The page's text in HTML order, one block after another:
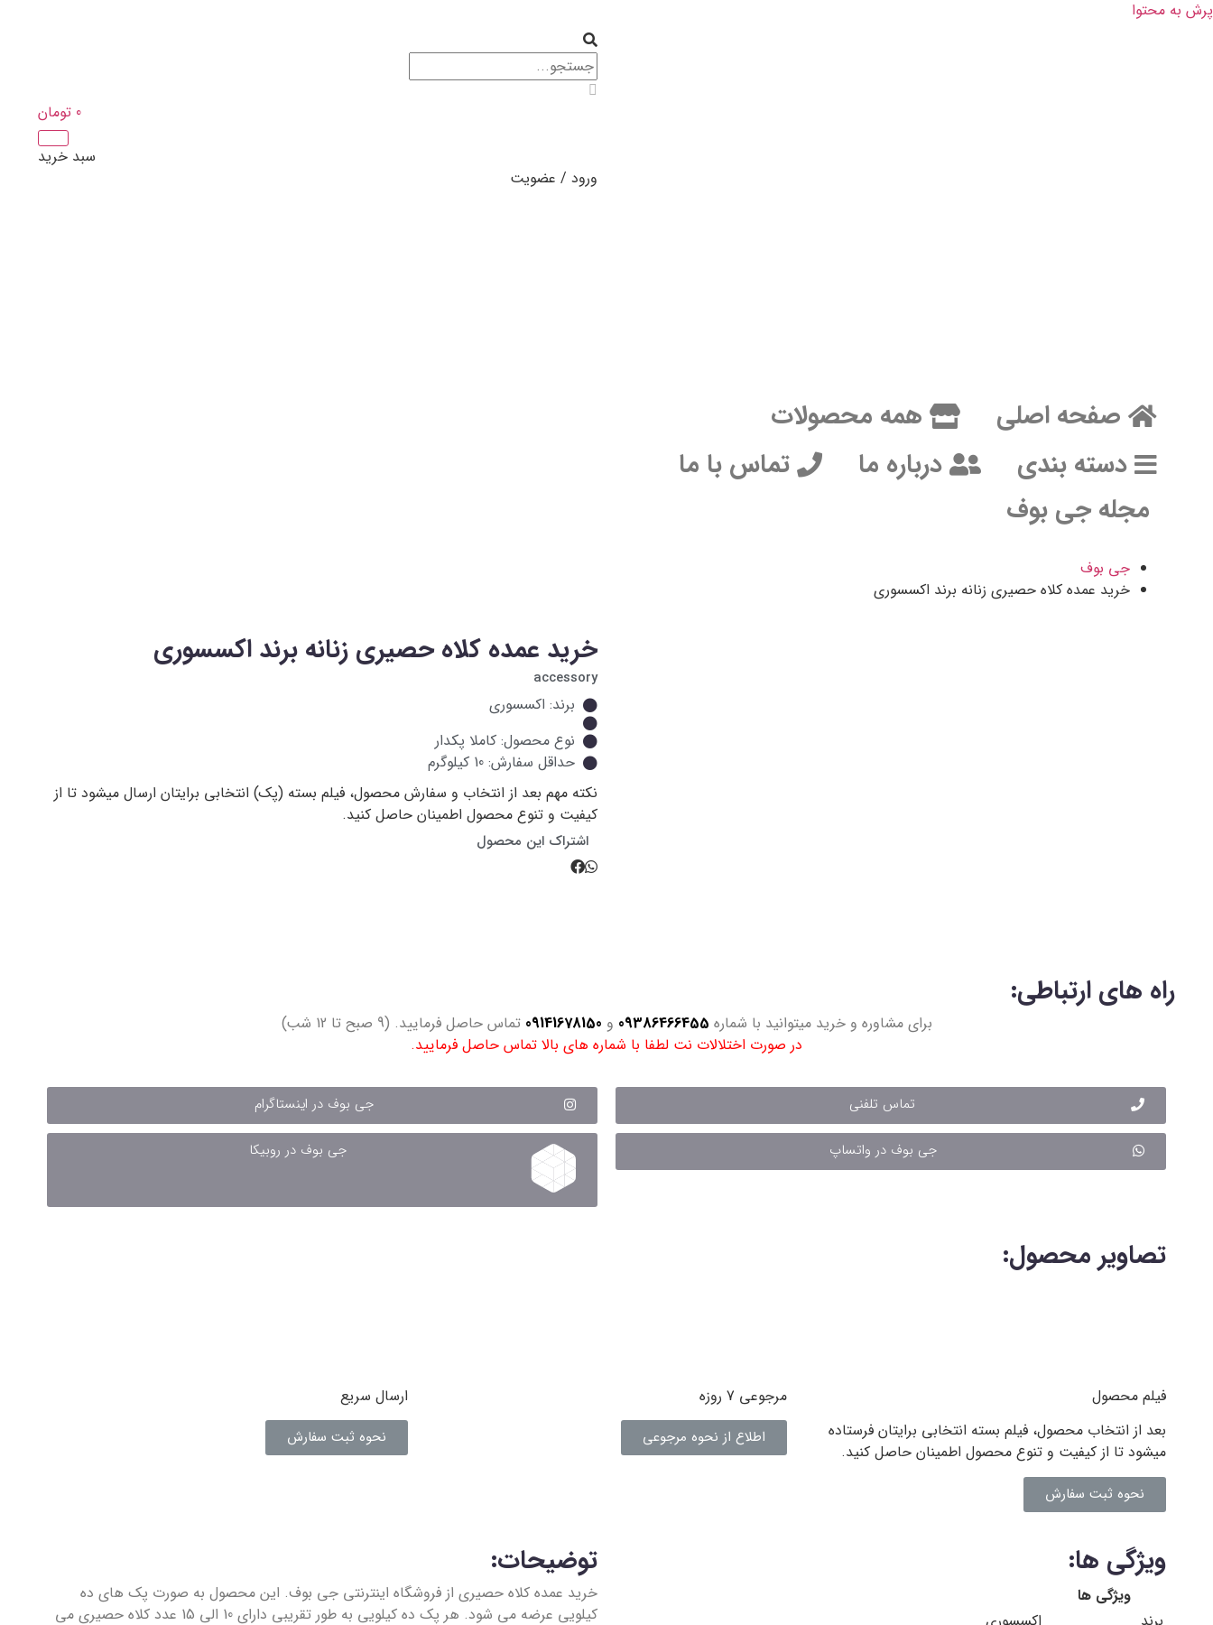
پرش به محتوا
صفحه اصلی
همه محصولات
دسته بندی
درباره ما
تماس با ما
مجله جی بوف
0 تومان
سبد خرید
ورود / عضویت
جی بوف
خرید عمده کلاه حصیری زنانه برند اکسسوری
خرید عمده کلاه حصیری زنانه برند اکسسوری
accessory
برند: اکسسوری
نوع محصول: کاملا پکدار
حداقل سفارش: 10 کیلوگرم
نکته مهم بعد از انتخاب و سفارش محصول، فیلم بسته (پک) انتخابی برایتان ارسال میشود تا از
کیفیت و تنوع محصول اطمینان حاصل کنید.
اشتراک این محصول
راه های ارتباطی:
برای مشاوره و خرید میتوانید با شماره 09386466455 و 09141678150 تماس حاصل فرمایید. (9 صبح تا 12 شب)
در صورت اختلالات نت لطفا با شماره های بالا تماس حاصل فرمایید.
تماس تلفنی
جی بوف در واتساپ
جی بوف در اینستاگرام
جی بوف در روبیکا
تصاویر محصول:
فیلم محصول
بعد از انتخاب محصول، فیلم بسته انتخابی برایتان فرستاده
میشود تا از کیفیت و تنوع محصول اطمینان حاصل کنید.
نحوه ثبت سفارش
مرجوعی 7 روزه
اطلاع از نحوه مرجوعی
ارسال سریع
نحوه ثبت سفارش
ویژگی ها:
ویژگی ها
توضیحات:
خرید عمده کلاه حصیری از فروشگاه اینترنتی جی بوف. این محصول به صورت پک های ده
کیلویی عرضه می شود. هر پک ده کیلویی به طور تقریبی دارای 10 الی 15 عدد کلاه حصیری می